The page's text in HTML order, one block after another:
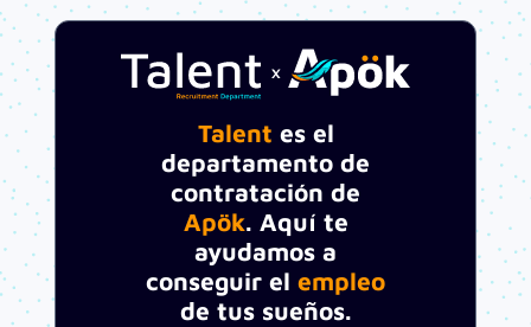
Talent es el
departamento de
contratación de
Apök. Aquí te
ayudamos a
conseguir el empleo
de tus sueños.